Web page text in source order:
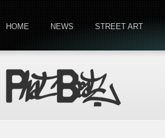
HOME NEWS STREET ART